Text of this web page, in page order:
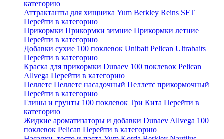
категорию
Аттрактанты для хищника Yum Berkley Reins SFT
Перейти в категорию
Прикормки Прикормки зимние Прикормки летние
Перейти в категорию
Добавки сухие 100 поклевок Unibait Pelican Ultrabaits
Перейти в категорию
Краска для прикормки Dunaev 100 поклевок Pelican
Allvega Перейти в категорию
Пеллетс Пеллетс насадочный Пеллетс прикормочный
Перейти в категорию
Глины и грунты 100 поклевок Три Кита Перейти в
категорию
Жидкие ароматизаторы и добавки Dunaev Allvega 100
поклевок Pelican Перейти в категорию